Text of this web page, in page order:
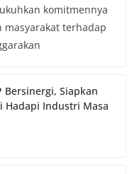
komitmennya
terhadap
Bersinergi, Siapkan
Hadapi Industri Masa